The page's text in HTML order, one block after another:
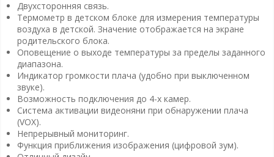
Двухсторонняя связь.
Термометр в детском блоке для измерения температуры
воздуха в детской. Значение отображается на экране
родительского блока.
Оповещение о выходе температуры за пределы заданного
диапазона.
Индикатор громкости плача (удобно при выключенном
звуке).
Возможность подключения до 4-х камер.
Система активации видеоняни при обнаружении плача
(VOX).
Непрерывный мониторинг.
Функция приближения изображения (цифровой зум).